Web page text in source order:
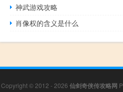
神武游戏攻略
肖像权的含义是什么
Copyright © 2012 - 2026 仙剑奇侠传攻略网